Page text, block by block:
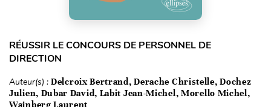
RÉUSSIR LE CONCOURS DE PERSONNEL DE
DIRECTION
Auteur(s) : Delcroix Bertrand, Derache Christelle, Dochez
Julien, Dubar David, Labit Jean-Michel, Morello Michel,
Wajnberg Laurent